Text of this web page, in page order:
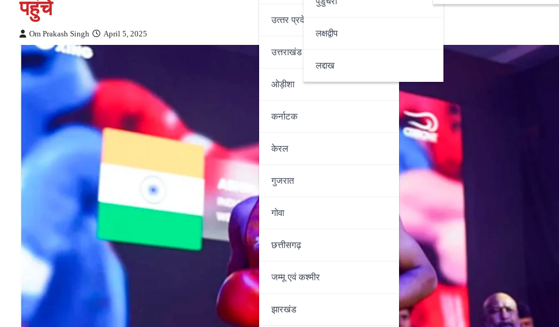
उत्‍तर प्रदेश
उत्तराखंड
ओड़ीशा
कर्नाटक
केरल
गुजरात
गोवा
छत्तीसगढ़
जम्‍मू एवं कश्‍मीर
झारखंड
लक्षद्वीप
लद्दाख
पहुंचे
Om Prakash Singh April 5, 2025